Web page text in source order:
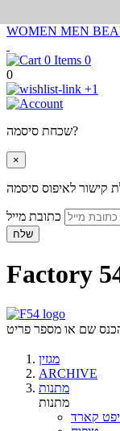
WOMEN MEN
0
0
+1
שכחת סיסמה?
×
קישור לאיפוס סיסמה
שלח
Factory
שם או מספר פריט
מגזין
ARCHIVE
מתנות
מתנות
קארד